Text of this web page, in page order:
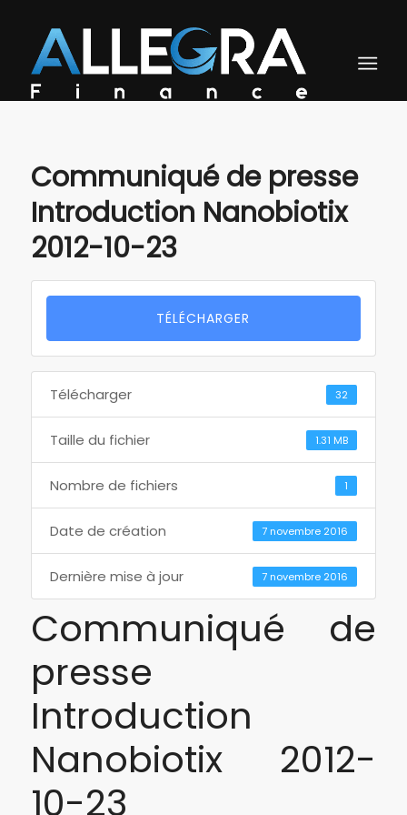
Communiqué de presse
Introduction Nanobiotix
2012-10-23
TÉLÉCHARGER
Télécharger 32
Taille du fichier 1.31 MB
Nombre de fichiers 1
Date de création 7 novembre 2016
Dernière mise à jour 7 novembre 2016
Communiqué de
presse
Introduction
Nanobiotix 2012-
10-23